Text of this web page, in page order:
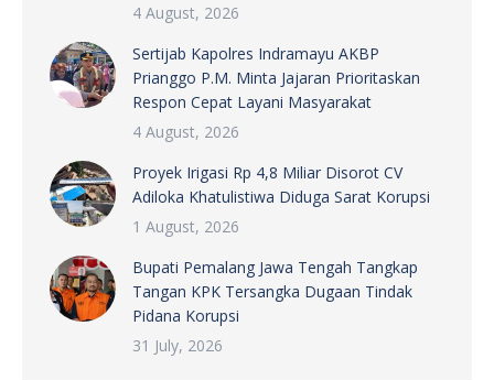
4 August, 2026
Sertijab Kapolres Indramayu AKBP
Prianggo P.M. Minta Jajaran Prioritaskan
Respon Cepat Layani Masyarakat
4 August, 2026
Proyek Irigasi Rp 4,8 Miliar Disorot CV
Adiloka Khatulistiwa Diduga Sarat Korupsi
1 August, 2026
Bupati Pemalang Jawa Tengah Tangkap
Tangan KPK Tersangka Dugaan Tindak
Pidana Korupsi
31 July, 2026